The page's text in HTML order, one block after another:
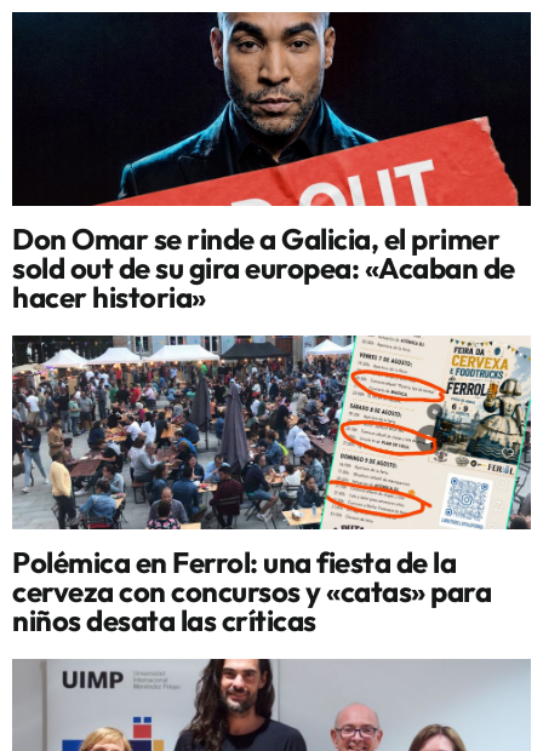
Don Omar se rinde a Galicia, el primer
sold out de su gira europea: «Acaban de
hacer historia»
Polémica en Ferrol: una fiesta de la
cerveza con concursos y «catas» para
niños desata las críticas